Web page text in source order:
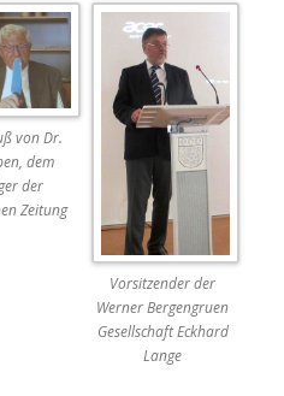
von Dr.
dem
der
Zeitung
Vorsitzender der
Werner Bergengruen
Gesellschaft Eckhard
Lange